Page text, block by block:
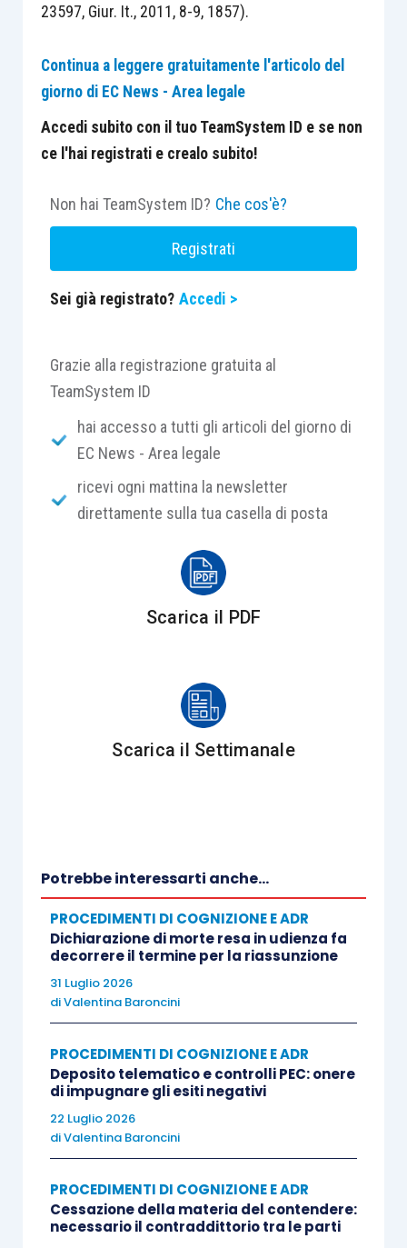
23597, Giur. It., 2011, 8-9, 1857).
Continua a leggere gratuitamente l'articolo del
giorno di EC News - Area legale
Accedi subito con il tuo TeamSystem ID e se non
ce l'hai registrati e crealo subito!
Non hai TeamSystem ID? Che cos'è?
Registrati
Sei già registrato? Accedi >
Grazie alla registrazione gratuita al
TeamSystem ID
hai accesso a tutti gli articoli del giorno di
EC News - Area legale
ricevi ogni mattina la newsletter
direttamente sulla tua casella di posta
Scarica il PDF
Scarica il Settimanale
Potrebbe interessarti anche...
PROCEDIMENTI DI COGNIZIONE E ADR
Dichiarazione di morte resa in udienza fa
decorrere il termine per la riassunzione
31 Luglio 2026
diValentina Baroncini
PROCEDIMENTI DI COGNIZIONE E ADR
Deposito telematico e controlli PEC: onere
di impugnare gli esiti negativi
22 Luglio 2026
diValentina Baroncini
PROCEDIMENTI DI COGNIZIONE E ADR
Cessazione della materia del contendere:
necessario il contraddittorio tra le parti